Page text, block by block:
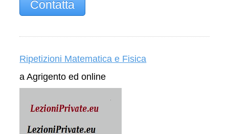
Contatta
Ripetizioni Matematica e Fisica
a Agrigento ed online